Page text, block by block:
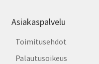
Asiakaspalvelu
Toimitusehdot
Palautusoikeus